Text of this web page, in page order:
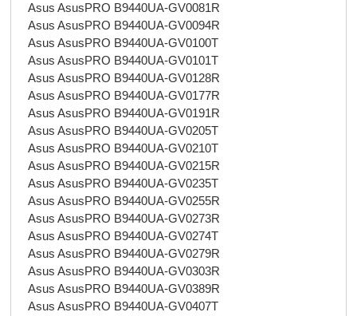
Asus AsusPRO B9440UA-GV0081R
Asus AsusPRO B9440UA-GV0094R
Asus AsusPRO B9440UA-GV0100T
Asus AsusPRO B9440UA-GV0101T
Asus AsusPRO B9440UA-GV0128R
Asus AsusPRO B9440UA-GV0177R
Asus AsusPRO B9440UA-GV0191R
Asus AsusPRO B9440UA-GV0205T
Asus AsusPRO B9440UA-GV0210T
Asus AsusPRO B9440UA-GV0215R
Asus AsusPRO B9440UA-GV0235T
Asus AsusPRO B9440UA-GV0255R
Asus AsusPRO B9440UA-GV0273R
Asus AsusPRO B9440UA-GV0274T
Asus AsusPRO B9440UA-GV0279R
Asus AsusPRO B9440UA-GV0303R
Asus AsusPRO B9440UA-GV0389R
Asus AsusPRO B9440UA-GV0407T